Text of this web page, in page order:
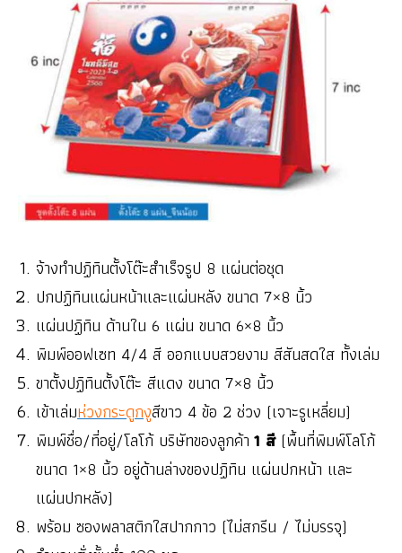
จ้างทำปฏิทินตั้งโต๊ะสำเร็จรูป 8 แผ่นต่อชุด
ปกปฏิทินแผ่นหน้าและแผ่นหลัง ขนาด 7×8 นิ้ว
แผ่นปฏิทิน ด้านใน 6 แผ่น ขนาด 6×8 นิ้ว
พิมพ์ออฟเซท 4/4 สี ออกแบบสวยงาม สีสันสดใส ทั้งเล่ม
ขาตั้งปฏิทินตั้งโต๊ะ สีแดง ขนาด 7×8 นิ้ว
เข้าเล่มห่วงกระดูกงูสีขาว 4 ข้อ 2 ช่วง (เจาะรูเหลี่ยม)
พิมพ์ชื่อ/ที่อยู่/โลโก้ บริษัทของลูกค้า 1 สี (พื้นที่พิมพ์โลโก้
ขนาด 1×8 นิ้ว อยู่ด้านล่างของปฏิทิน แผ่นปกหน้า และ
แผ่นปกหลัง)
พร้อม ซองพลาสติกใสปากกาว (ไม่สกรีน / ไม่บรรจุ)